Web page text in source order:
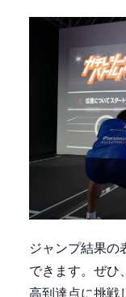
ジャンプ結果の
できます。ぜひ
高到達点に挑戦